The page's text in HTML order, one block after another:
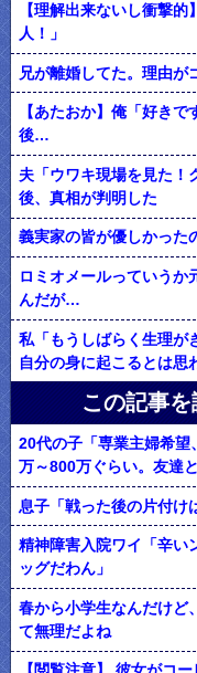
【理解出来ないし衝撃
人！」
兄が離婚してた。理由
【あたおか】俺「好き
後…
夫「ウワキ現場を見た
後、真相が判明した
義実家の皆が優しかった
ロミオメールっていうか
んだが…
私「もうしばらく生理
自分の身に起こるとは
この記事を
20代の子「専業主婦希望
万～800万ぐらい。友達
息子「戦った後の片付け
精神障害入院ワイ「辛い
ッグだわん」
春から小学生なんだけど
て無理だよね